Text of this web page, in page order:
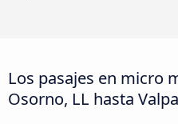
Los pasajes en micro
Osorno, LL hasta